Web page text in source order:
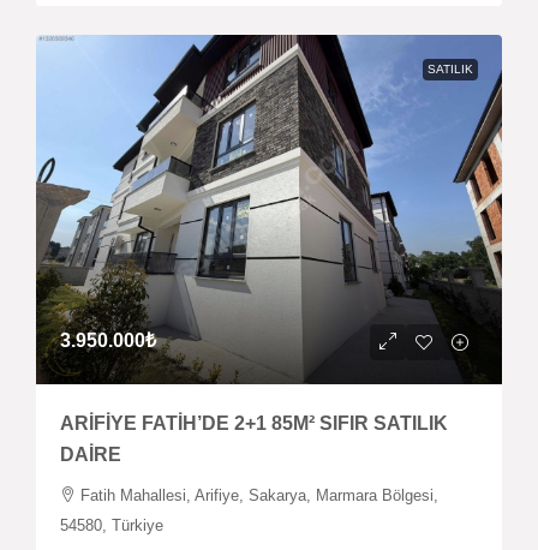
SATILIK
3.950.000₺
ARİFİYE FATİH’DE 2+1 85M² SIFIR SATILIK
DAİRE
Fatih Mahallesi, Arifiye, Sakarya, Marmara Bölgesi,
54580, Türkiye